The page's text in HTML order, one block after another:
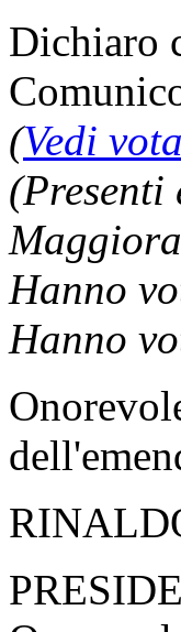
Dichiaro
(Vedi
(Presenti
Hanno
Hanno